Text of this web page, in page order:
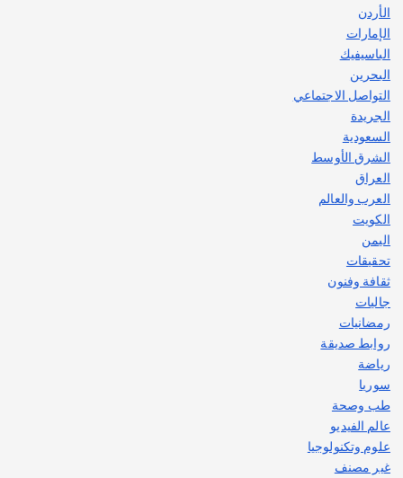
الأردن
الإمارات
الباسيفيك
البحرين
التواصل الاجتماعي
الجريدة
السعودية
الشرق الأوسط
العراق
العرب والعالم
الكويت
اليمن
تحقيقات
ثقافة وفنون
جاليات
رمضانيات
روابط صديقة
رياضة
سوريا
طب وصحة
عالم الفيديو
علوم وتكنولوجيا
غير مصنف